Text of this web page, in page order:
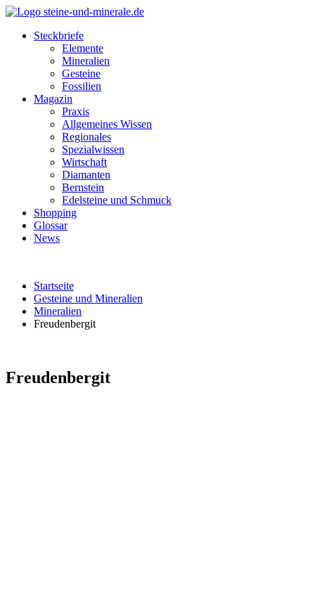
Steckbriefe
Elemente
Mineralien
Gesteine
Fossilien
Magazin
Praxis
Allgemeines Wissen
Regionales
Spezialwissen
Wirtschaft
Diamanten
Bernstein
Edelsteine und Schmuck
Shopping
Glossar
News
Startseite
Gesteine und Mineralien
Mineralien
Freudenbergit
Freudenbergit